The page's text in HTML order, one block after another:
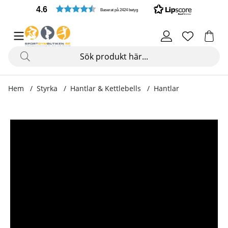
4.6 Baserat på 2424 betyg
Hem Styrka Hantlar & Kettlebells Hantlar